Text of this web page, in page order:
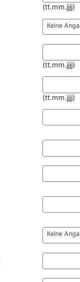
(tt.mm.jjjj)
Keine
(tt.mm.jjjj)
(tt.mm.jjjj)
Keine